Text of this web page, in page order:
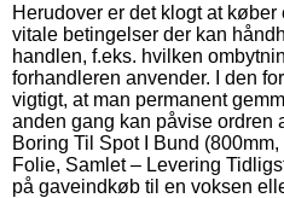
Herudover er det klogt at
vitale betingelser der kan
handlen, f.eks. hvilken
forhandleren anvender. I den
vigtigt, at man permanent
anden gang kan påvise ordren
Boring Til Spot I Bund
Folie, Samlet – Levering
på gaveindkøb til en voksen